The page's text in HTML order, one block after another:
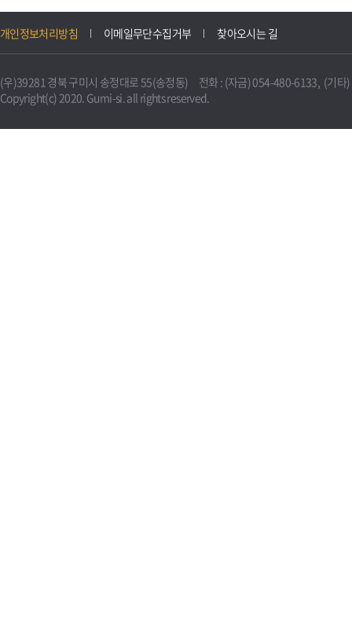
개인정보처리방침 이메일무단수집거부 찾아오시는 길
(우)39281 경북 구미시 송정대로 55(송정동) 전화 : (자금) 054-480-6133, (기타
Copyright(c) 2020. Gumi-si. all rights reserved.